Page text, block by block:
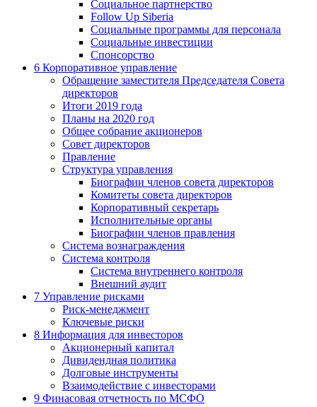
Социальное партнерство
Follow Up Siberia
Социальные программы для персонала
Социальные инвестиции
Спонсорство
6 Корпоративное управление
Обращение заместителя Председателя Совета
директоров
Итоги 2019 года
Планы на 2020 год
Общее собрание акционеров
Совет директоров
Правление
Структура управления
Биографии членов совета директоров
Комитеты совета директоров
Корпоративный секретарь
Исполнительные органы
Биографии членов правления
Система вознаграждения
Система контроля
Система внутреннего контроля
Внешний аудит
7 Управление рисками
Риск-менеджмент
Ключевые риски
8 Информация для инвесторов
Акционерный капитал
Дивидендная политика
Долговые инструменты
Взаимодействие с инвеcторами
9 Финасовая отчетность по МСФО